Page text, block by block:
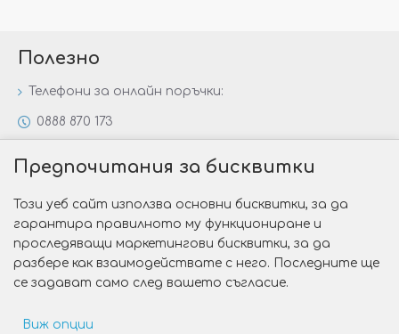
Полезно
Телефони за онлайн поръчки:
0888 870 173
Специални предложения
Защо да изберете Victoria Gold&Silver?
Как да изберем годежен пръстен?
Предпочитания за бисквитки
Този уеб сайт използва основни бисквитки, за да
гарантира правилното му функциониране и
проследяващи маркетингови бисквитки, за да
разбере как взаимодействате с него. Последните ще
се задават само след вашето съгласие.
Виж опции